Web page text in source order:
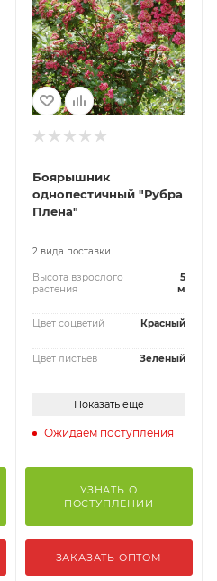
Боярышник
однопестичный "Рубра
Плена"
2 вида поставки
Высота взрослого
растения
5
м
Цвет соцветий Красный
Цвет листьев Зеленый
Показать еще
Ожидаем поступления
УЗНАТЬ О
ПОСТУПЛЕНИИ
ЗАКАЗАТЬ ОПТОМ